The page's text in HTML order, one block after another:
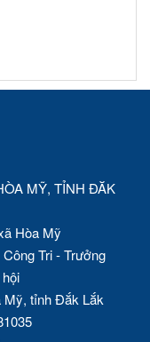
MỸ, TỈNH ĐĂK
Hòa Mỹ
Tri - Trưởng
tỉnh Đắk Lắk